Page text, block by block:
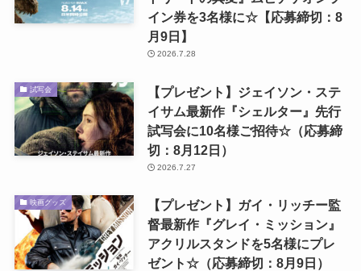
イン券を3名様に☆【応募締切：8
月9日】
2026.7.28
試写会
【プレゼント】ジェイソン・ステ
イサム最新作『シェルター』先行
試写会に10名様ご招待☆（応募締
切：8月12日）
2026.7.27
映画グッズ
【プレゼント】ガイ・リッチー監
督最新作『グレイ・ミッション』
アクリルスタンドを5名様にプレ
ゼント☆（応募締切：8月9日）